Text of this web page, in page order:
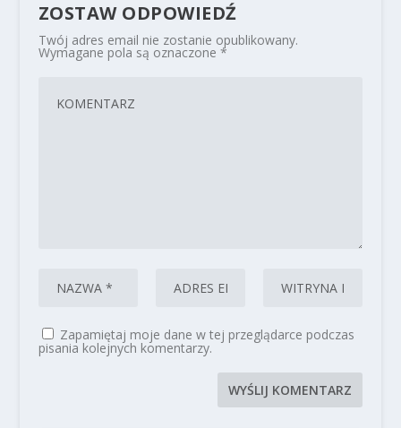
ZOSTAW ODPOWIEDŹ
Twój adres email nie zostanie opublikowany.
Wymagane pola są oznaczone *
Zapamiętaj moje dane w tej przeglądarce podczas
pisania kolejnych komentarzy.